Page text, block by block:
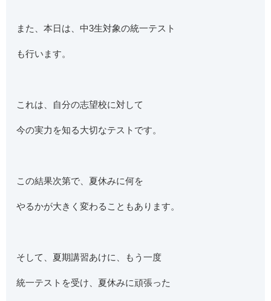
また、本日は、中3生対象の統一テスト
も行います。
これは、自分の志望校に対して
今の実力を知る大切なテストです。
この結果次第で、夏休みに何を
やるかが大きく変わることもあります。
そして、夏期講習あけに、もう一度
統一テストを受け、夏休みに頑張った